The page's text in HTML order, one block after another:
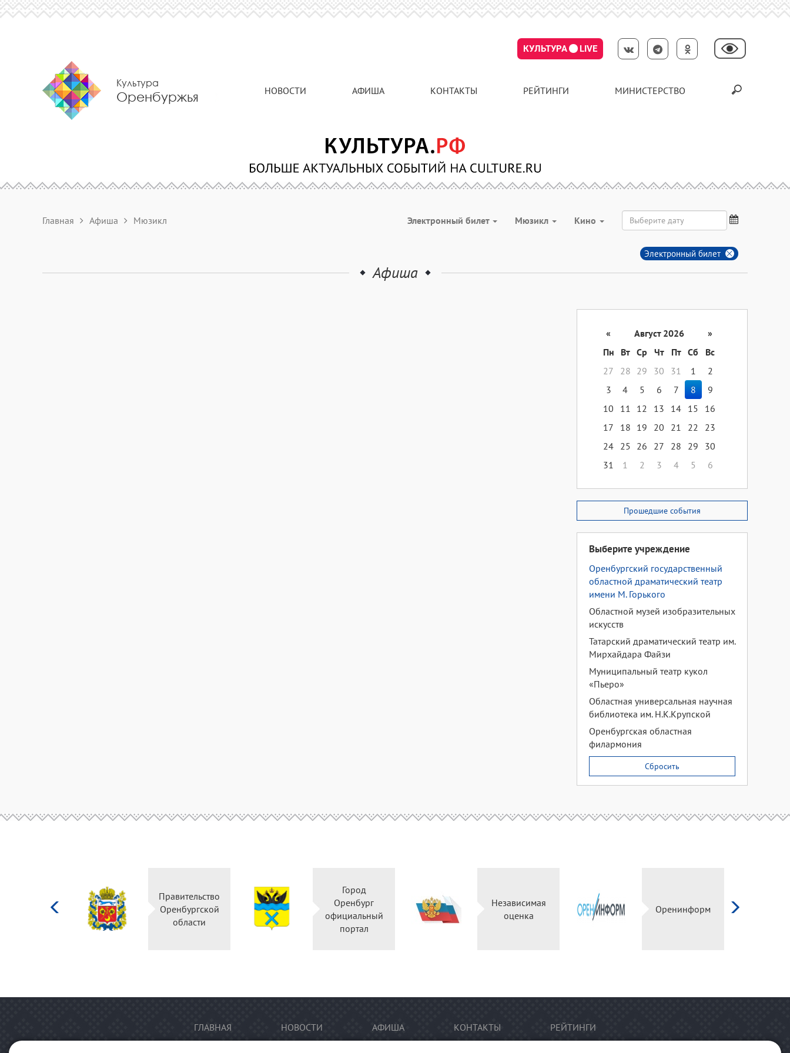
КУЛЬТУРА LIVE
Культура
Оренбуржья НОВОСТИ АФИША КОНТАКТЫ РЕЙТИНГИ МИНИСТЕРСТВО
Главная Афиша Мюзикл Электронный билет Мюзикл Кино
Электронный билет
Афиша
« Август 2026
»
Пн
Вт Ср Чт Пт Сб
Вс
27
28 29 30 31 1
2
3
4 5 6 7 8
9
10
11 12 13 14 15
16
17
18 19 20 21 22
23
24 25 26 27 28 29
30
31
1 2 3 4 5 6
Прошедшие события
Выберите учреждение
Оренбургский государственный
областной драматический театр
имени М. Горького
Областной музей изобразительных
искусств
Татарский драматический театр им.
Мирхайдара Файзи
Муниципальный театр кукол
«Пьеро»
Областная универсальная научная
библиотека им. Н.К.Крупской
Оренбургская областная
филармония
Сбросить
Правительство
Оренбургской
области
Город
Оренбург
официальный
портал
Независимая
оценка
Оренинформ
ГЛАВНАЯ НОВОСТИ АФИША КОНТАКТЫ РЕЙТИНГИ